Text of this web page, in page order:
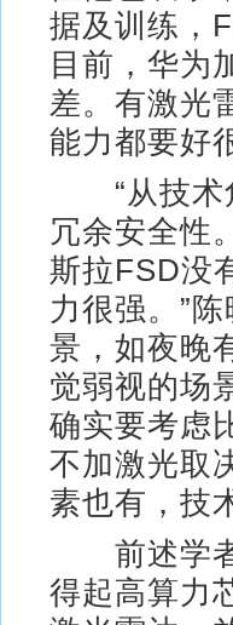
据及训练，
目前，华为
差。有激光
能力都要好
“从技术
冗余安全性
斯拉FSD没
力很强。”
景，如夜晚
觉弱视的场
确实要考虑
不加激光取
素也有，技
前述学者
得起高算力